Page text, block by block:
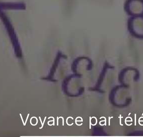
Voyance par